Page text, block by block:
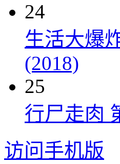
24
生活大爆
(2018)
25
行尸走肉
访问手机版